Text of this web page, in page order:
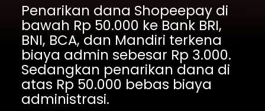
Penarikan dana Shopeepay di
bawah Rp 50.000 ke Bank BRI,
BNI, BCA, dan Mandiri terkena
biaya admin sebesar Rp 3.000.
Sedangkan penarikan dana di
atas Rp 50.000 bebas biaya
administrasi.